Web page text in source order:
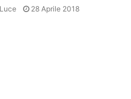
28 Aprile 2018